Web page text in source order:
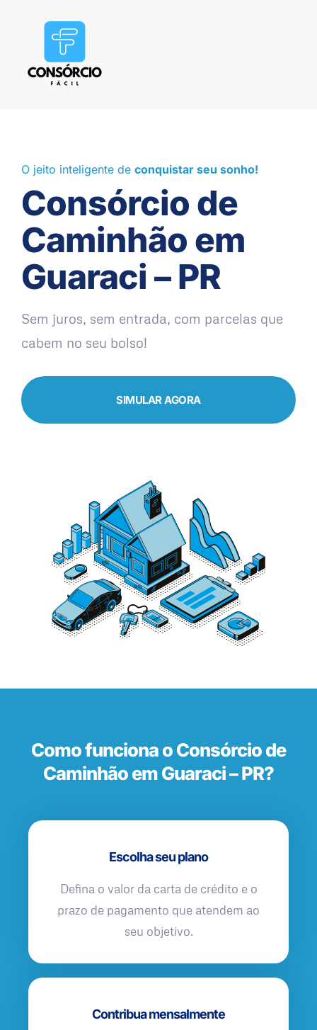
O jeito inteligente de conquistar seu sonho!
Consórcio de
Caminhão em
Guaraci – PR
Sem juros, sem entrada, com parcelas que
cabem no seu bolso!
SIMULAR AGORA
Como funciona o Consórcio de
Caminhão em Guaraci – PR?
Escolha seu plano
Defina o valor da carta de crédito e o
prazo de pagamento que atendem ao
seu objetivo.
Contribua mensalmente